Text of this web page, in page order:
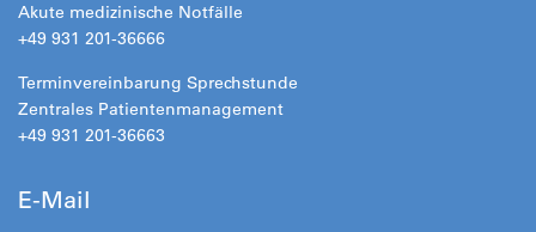
Akute medizinische Notfälle
+49 931 201-36666
Terminvereinbarung Sprechstunde
Zentrales Patientenmanagement
+49 931 201-36663
E-Mail